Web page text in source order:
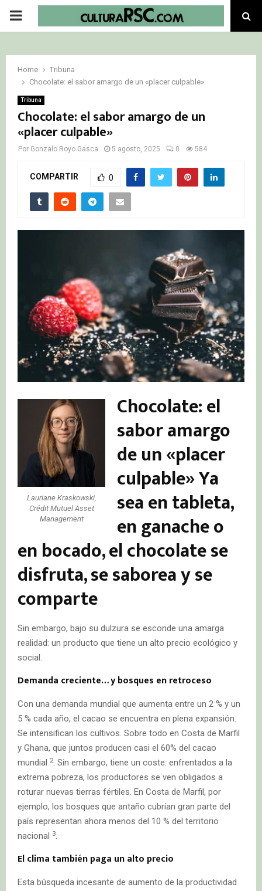
PRIMARY
Home
Tribuna
Chocolate: el sabor amargo de un «placer culpable»
Tribuna
Chocolate: el sabor amargo de un
«placer culpable»
Por Gonzalo Royo Gasca 5 agosto, 2025 0 584
COMPARTIR 0
Lauriane Kraskowski,
Crédit Mutuel Asset
Management
Chocolate: el
sabor amargo
de un «placer
culpable»Ya
sea en tableta,
en ganache o
en bocado, el chocolate se
disfruta, se saborea y se
comparte
Sin embargo, bajo su dulzura se esconde una amarga
realidad: un producto que tiene un alto precio ecológico y
social.
Demanda creciente… y bosques en retroceso
Con una demanda mundial que aumenta entre un 2 % y un
5 % cada año, el cacao se encuentra en plena expansión.
Se intensifican los cultivos. Sobre todo en Costa de Marfil
y Ghana, que juntos producen casi el 60% del cacao
mundial 2. Sin embargo, tiene un coste: enfrentados a la
extrema pobreza, los productores se ven obligados a
roturar nuevas tierras fértiles. En Costa de Marfil, por
ejemplo, los bosques que antaño cubrían gran parte del
país representan ahora menos del 10 % del territorio
nacional 3.
El clima también paga un alto precio
Esta búsqueda incesante de aumento de la productividad